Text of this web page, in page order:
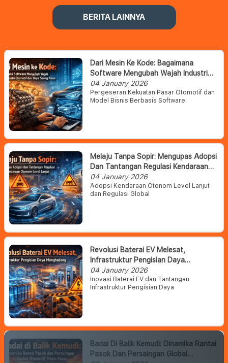
BERITA LAINNYA
Dari Mesin Ke Kode: Bagaimana
Software Mengubah Wajah Industri
Otomotif Dan Daya Saing Pasar
04 January 2026
Pergeseran Kekuatan Pasar Otomotif dan
Model Bisnis Berbasis Software
Melaju Tanpa Sopir: Mengupas Adopsi
Dan Tantangan Regulasi Kendaraan
Otonom Level Lanjut
04 January 2026
Adopsi Kendaraan Otonom Level Lanjut
dan Regulasi Global
Revolusi Baterai EV Melesat,
Infrastruktur Pengisian Daya
Menghadang
04 January 2026
Inovasi Baterai EV dan Tantangan
Infrastruktur Pengisian Daya
Badai Di Balik Kemudi: Dinamika Rantai
Pasok Dan Persaingan Global